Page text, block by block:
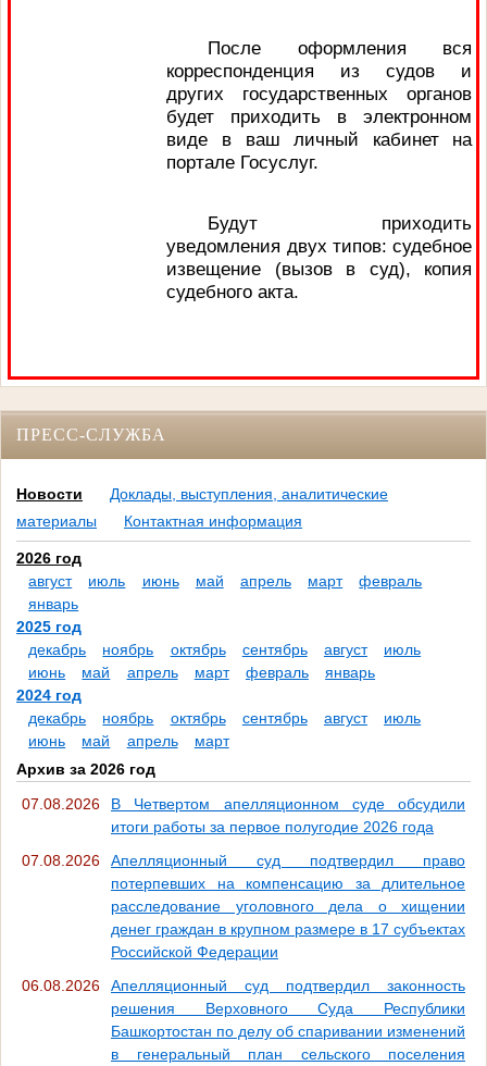
После оформления вся
корреспонденция из судов и
других государственных органов
будет приходить в электронном
виде в ваш личный кабинет на
портале Госуслуг.
Будут приходить
уведомления двух типов: судебное
извещение (вызов в суд), копия
судебного акта.
ПРЕСС-СЛУЖБА
Новости
Доклады, выступления, аналитические
материалы
Контактная информация
2026 год
август
июль июнь май апрель март
февраль
январь
2025 год
декабрь
ноябрь октябрь сентябрь август
июль
июнь
май апрель март февраль
январь
2024 год
декабрь
ноябрь октябрь сентябрь август
июль
июнь
май апрель
март
Архив за 2026 год
07.08.2026
В Четвертом апелляционном суде обсудили
итоги работы за первое полугодие 2026 года
07.08.2026
Апелляционный суд подтвердил право
потерпевших на компенсацию за длительное
расследование уголовного дела о хищении
денег граждан в крупном размере в 17 субъектах
Российской Федерации
06.08.2026
Апелляционный суд подтвердил законность
решения Верховного Суда Республики
Башкортостан по делу об спаривании изменений
в генеральный план сельского поселения